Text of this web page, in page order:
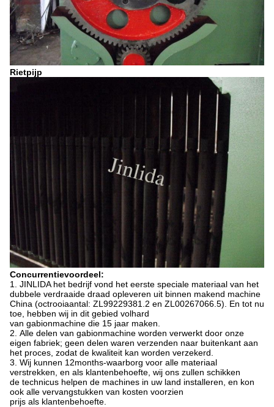
Rietpijp
Concurrentievoordeel:
1. JINLIDA het bedrijf vond het eerste speciale materiaal van het
dubbele verdraaide draad opleveren uit binnen makend machine
China (octrooiaantal: ZL99229381.2 en ZL00267066.5). En tot nu
toe, hebben wij in dit gebied volhard
van gabionmachine die 15 jaar maken.
2. Alle delen van gabionmachine worden verwerkt door onze
eigen fabriek; geen delen waren verzenden naar buitenkant aan
het proces, zodat de kwaliteit kan worden verzekerd.
3. Wij kunnen 12months-waarborg voor alle materiaal
verstrekken, en als klantenbehoefte, wij ons zullen schikken
de technicus helpen de machines in uw land installeren, en kon
ook alle vervangstukken van kosten voorzien
prijs als klantenbehoefte.